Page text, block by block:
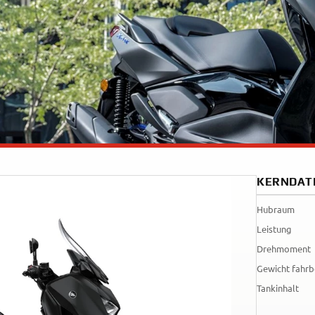
Tenere
Raid
Hubraum
Leistung
Drehmoment
Gewicht
Tankinhalt